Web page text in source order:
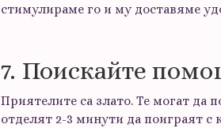
стимулираме го и му доставяме
7. Поискайте
Приятелите са злато. Те могат да
отделят 2-3 минути да поиграят